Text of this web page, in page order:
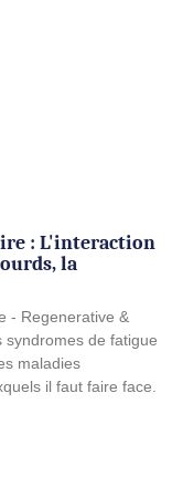
: L'interaction
la
- Regenerative &
syndromes de fatigue
maladies
il faut faire face.